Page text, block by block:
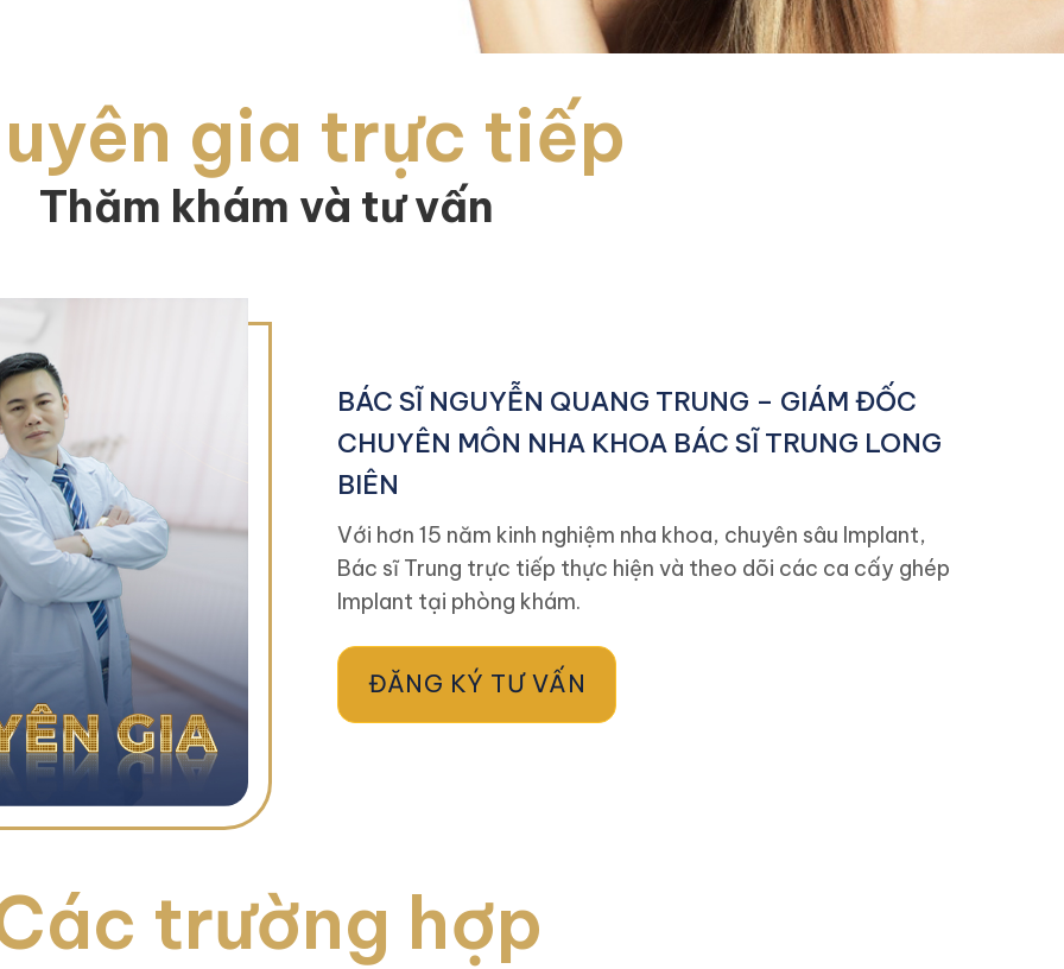
gia trực tiếp
Thăm khám và tư vấn
BÁC SĨ NGUYỄN QUANG TRUNG – GIÁM ĐỐC
CHUYÊN MÔN NHA KHOA BÁC SĨ TRUNG LONG
BIÊN
Với hơn 15 năm kinh nghiệm nha khoa, chuyên sâu Implant,
Bác sĩ Trung trực tiếp thực hiện và theo dõi các ca cấy ghép
Implant tại phòng khám.
ĐĂNG KÝ TƯ VẤN
trường hợp